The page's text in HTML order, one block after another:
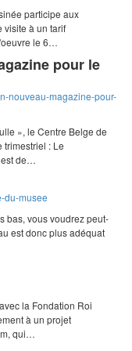
participe aux
visite à un tarif
le 6…
pour le
nouveau-magazine-pour-
», le Centre Belge de
: Le
est de…
du-musee
bas, vous voudrez peut-
est donc plus adéquat
la Fondation Roi
à un projet
qui…